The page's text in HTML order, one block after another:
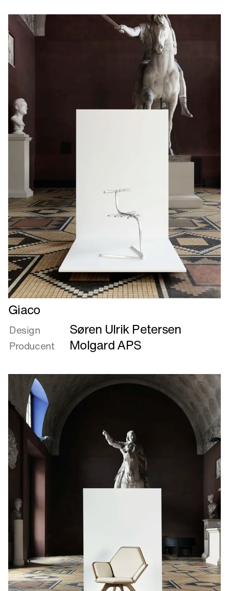
Læs
mere
om
Giaco
Giaco
Design Søren Ulrik Petersen
Producent Molgard APS